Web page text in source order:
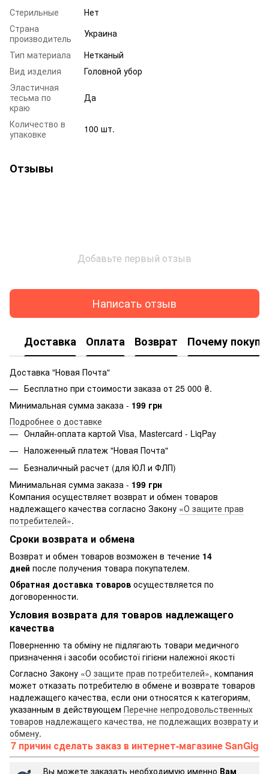
Стерильные
Нет
Страна
производитель
Украина
Тип материала
Нетканый
Вид изделия
Головной убор
Эластичная
тесьма по
краю
Да
Количество в
упаковке
100 шт.
Отзывы
Добавьте первый отзыв
Написать отзыв
Доставка Оплата Возврат Почему
Доставка "Новая Почта"
Бесплатно при стоимости заказа от 25 000 ₴.
Минимальная сумма заказа - 199 грн
Подробнее о доставке
Онлайн-оплата картой Visa, Mastercard - LiqPay
Наложенный платеж "Новая Почта"
Безналичный расчет (для ЮЛ и ФЛП)
Минимальная сумма заказа - 199 грн
Компания осуществляет возврат и обмен товаров
надлежащего качества согласно Закону «О защите прав
потребителей».
Сроки возврата и обмена
Возврат и обмен товаров возможен в течение 14
дней после получения товара покупателем.
Обратная доставка товаров осуществляется по
договоренности.
Условия возврата для товаров надлежащего
качества
Поверненню та обміну не підлягають товари медичного
призначення і засоби особистої гігієни належної якості
Согласно Закону «О защите прав потребителей», компания
может отказать потребителю в обмене и возврате товаров
надлежащего качества, если они относятся к категориям,
указанным в действующем Перечне непродовольственных
товаров надлежащего качества, не подлежащих возврату и
обмену.
7 причин сделать заказ в интернет-магазине SanGig
Вы можете заказать необходимую именно Вам